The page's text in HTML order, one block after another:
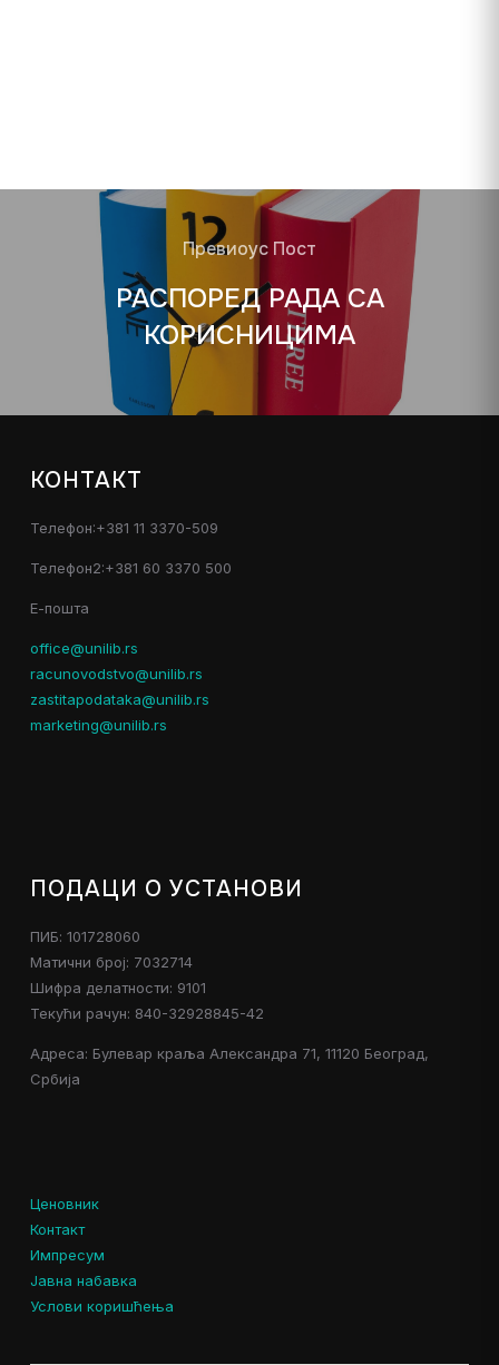
Превиоус Пост
РАСПОРЕД РАДА СА
КОРИСНИЦИМА
КОНТАКТ
Телефон:+381 11 3370-509
Телефон2:+381 60 3370 500
Е-пошта
office@unilib.rs
racunovodstvo@unilib.rs
zastitapodataka@unilib.rs
marketing@unilib.rs
ПОДАЦИ О УСТАНОВИ
ПИБ: 101728060
Матични број: 7032714
Шифра делатности: 9101
Текући рачун: 840-32928845-42
Адреса: Булевар краља Александра 71, 11120 Београд,
Србија
Ценовник
Контакт
Импресум
Јавна набавка
Услови коришћења